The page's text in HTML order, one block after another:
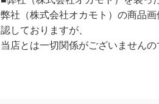
弊社（株式会社オカモト）の商品
認しておりますが、
当店とは一切関係がございませんの